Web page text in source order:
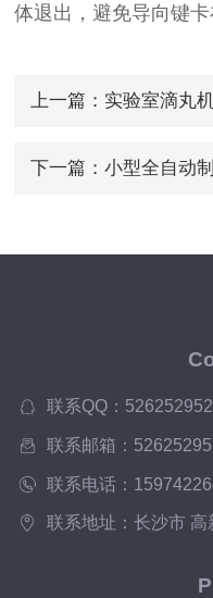
体退出，避免导向键
上一篇： 实验室滴丸
下一篇： 小型全自动
联系QQ：526252952
联系邮箱：
联系电话：
联系地址：长沙市